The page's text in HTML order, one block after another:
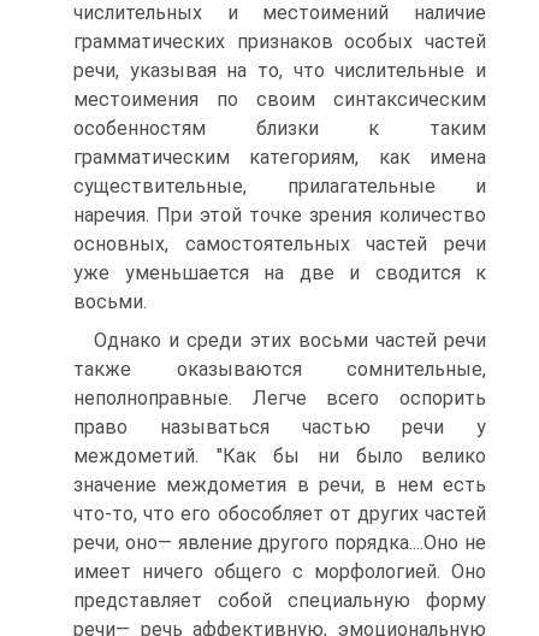
числительных и местоимений наличие
грамматических признаков особых частей
речи, указывая на то, что числительные и
местоимения по своим синтаксическим
особенностям близки к таким
грамматическим категориям, как имена
существительные, прилагательные и
наречия. При этой точке зрения количество
основных, самостоятельных частей речи
уже уменьшается на две и сводится к
восьми.
Однако и среди этих восьми частей речи
также оказываются сомнительные,
неполноправные. Легче всего оспорить
право называться частью речи у
междометий. "Как бы ни было велико
значение междометия в речи, в нем есть
что-то, что его обособляет от других частей
речи, оно— явление другого порядка....Оно не
имеет ничего общего с морфологией. Оно
представляет собой специальную форму
речи— речь аффективную, эмоциональную